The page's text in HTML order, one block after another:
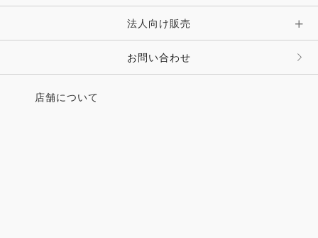
その他 ファッション雑貨法人向け販売
お問い合わせ
店舗について